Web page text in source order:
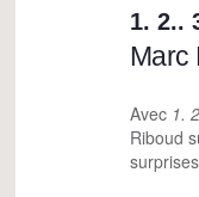
1. 2..
Marc
Avec 1.
Riboud